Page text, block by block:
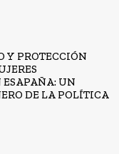
Y PROTECCIÓN
ESAPAÑA: UN
DE LA POLÍTICA